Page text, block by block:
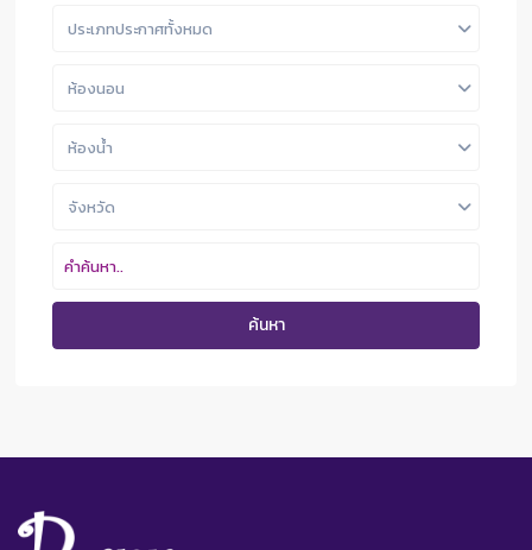
ประเภทประกาศทั้งหมด
ห้องนอน
ห้องน้ำ
จังหวัด
ค้นหา